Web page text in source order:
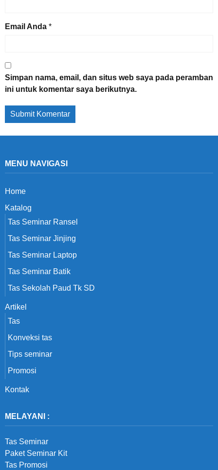
Email Anda *
Simpan nama, email, dan situs web saya pada peramban
ini untuk komentar saya berikutnya.
MENU NAVIGASI
Home
Katalog
Tas Seminar Ransel
Tas Seminar Jinjing
Tas Seminar Laptop
Tas Seminar Batik
Tas Sekolah Paud Tk SD
Artikel
Tas
Konveksi tas
Tips seminar
Promosi
Kontak
MELAYANI :
Tas Seminar
Paket Seminar Kit
Tas Promosi